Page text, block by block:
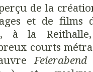
de la
et de films
à la
courts
Feierabend